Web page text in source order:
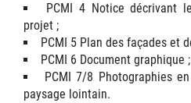
PCMI 4 Notice décrivant
projet ;
PCMI 5 Plan des façades et
PCMI 6 Document graphique ;
PCMI 7/8 Photographies
paysage lointain.